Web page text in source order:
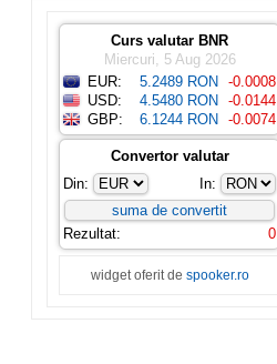
Curs valutar BNR
Miercuri, 5 Aug 2026
EUR:
5.2489 RON
-0.0008
USD:
4.5480 RON
-0.0144
GBP:
6.1244 RON -0.0074
Convertor valutar
Din:
In:
Rezultat: 0
widget oferit de spooker.ro